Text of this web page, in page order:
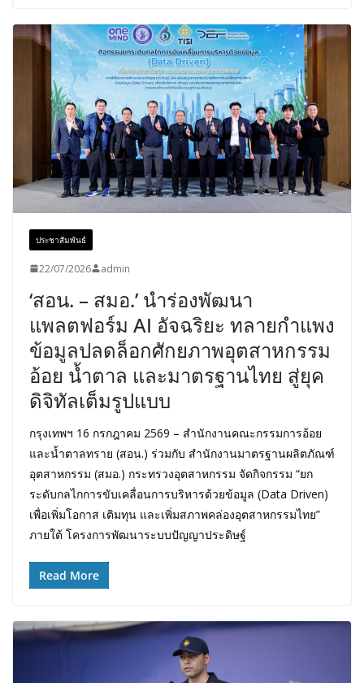
ประชาสัมพันธ์
22/07/2026 admin
‘สอน. – สมอ.’ นำร่องพัฒนา
แพลตฟอร์ม AI อัจฉริยะ ทลายกำแพง
ข้อมูลปลดล็อกศักยภาพอุตสาหกรรม
อ้อย น้ำตาล และมาตรฐานไทย สู่ยุค
ดิจิทัลเต็มรูปแบบ
กรุงเทพฯ 16 กรกฎาคม 2569 – สำนักงานคณะกรรมการอ้อย
และน้ำตาลทราย (สอน.) ร่วมกับ สำนักงานมาตรฐานผลิตภัณฑ์
อุตสาหกรรม (สมอ.) กระทรวงอุตสาหกรรม จัดกิจกรรม “ยก
ระดับกลไกการขับเคลื่อนการบริหารด้วยข้อมูล (Data Driven)
เพื่อเพิ่มโอกาส เติมทุน และเพิ่มสภาพคล่องอุตสาหกรรมไทย”
ภายใต้ โครงการพัฒนาระบบปัญญาประดิษฐ์
Read More